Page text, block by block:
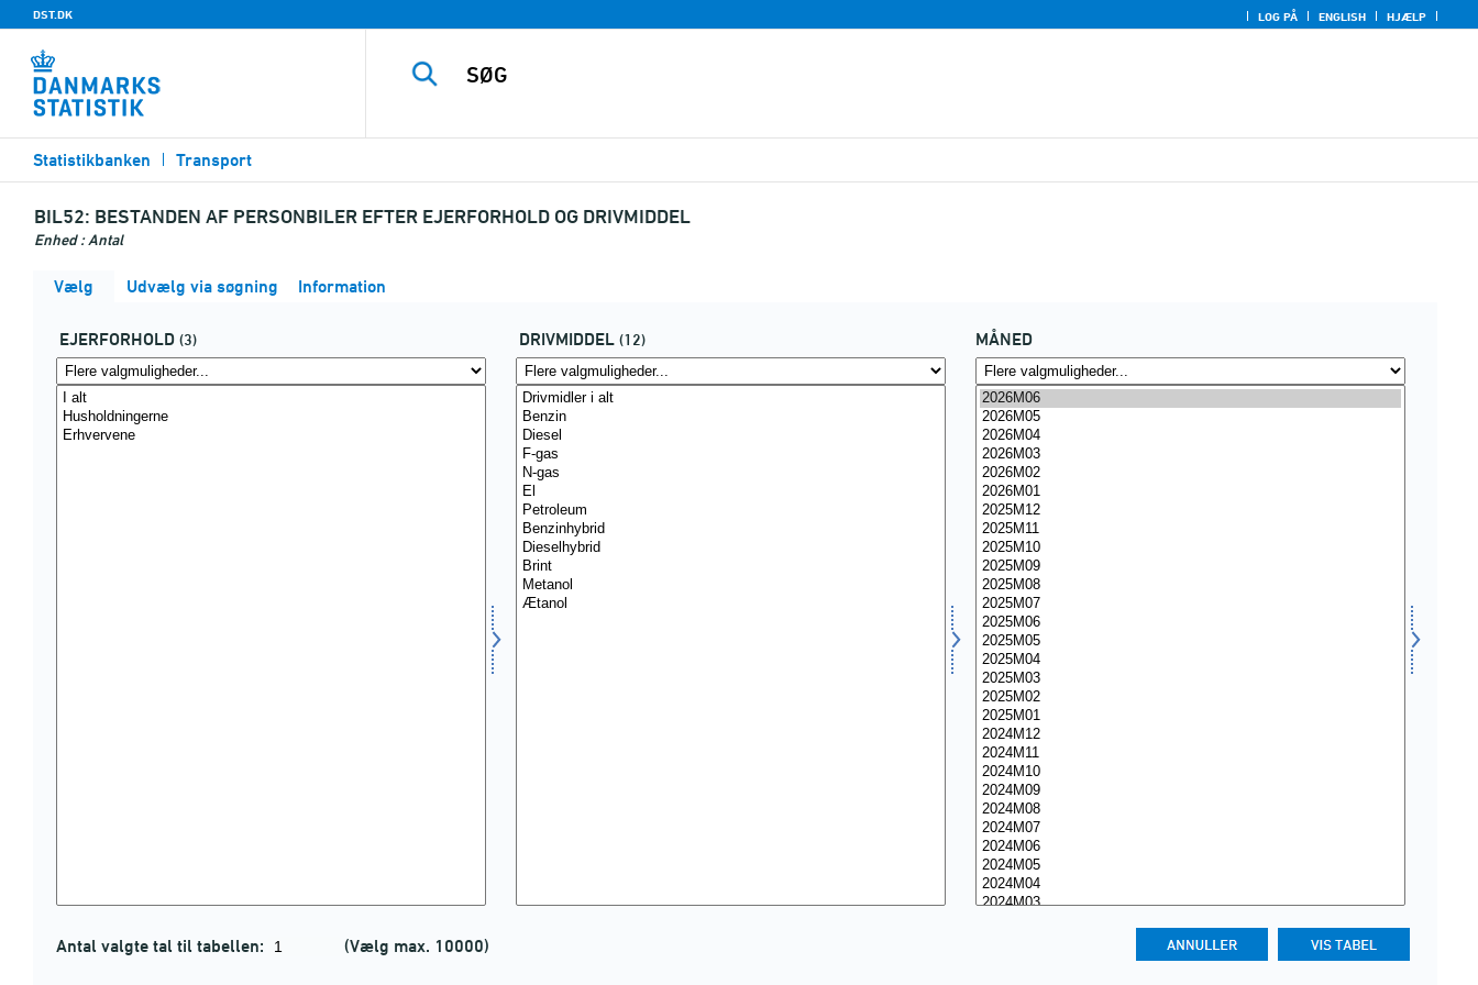
DST.DK LOG PÅ ENGLISH HJÆLP
Statistikbanken Transport
BIL52: BESTANDEN AF PERSONBILER EFTER EJERFORHOLD OG DRIVMIDDEL
Enhed : Antal
Vælg Udvælg via søgning Information
EJERFORHOLD (3) DRIVMIDDEL (12) MÅNED
Antal valgte tal til tabellen: (Vælg max. 10000)